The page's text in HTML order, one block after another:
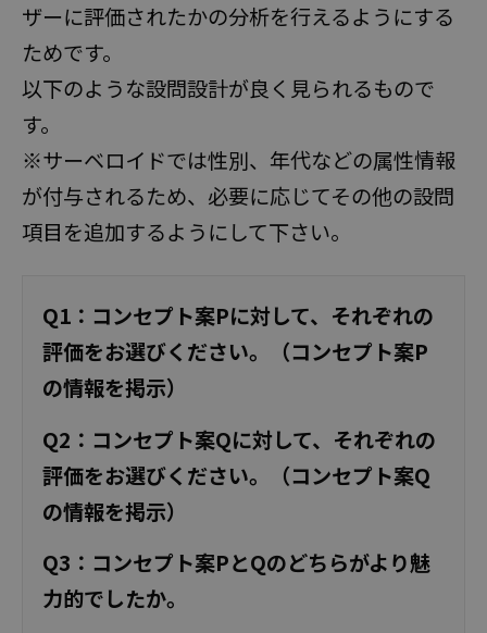
ザーに評価されたかの分析を行えるようにする
ためです。
以下のような設問設計が良く見られるもので
す。
※サーベロイドでは性別、年代などの属性情報
が付与されるため、必要に応じてその他の設問
項目を追加するようにして下さい。
Q1：コンセプト案Pに対して、それぞれの
評価をお選びください。（コンセプト案P
の情報を掲示）
Q2：コンセプト案Qに対して、それぞれの
評価をお選びください。（コンセプト案Q
の情報を掲示）
Q3：コンセプト案PとQのどちらがより魅
力的でしたか。